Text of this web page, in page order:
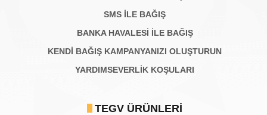
SMS İLE BAĞIŞ
BANKA HAVALESİ İLE BAĞIŞ
KENDİ BAĞIŞ KAMPANYANIZI OLUŞTURUN
YARDIMSEVERLİK KOŞULARI
TEGV ÜRÜNLERI